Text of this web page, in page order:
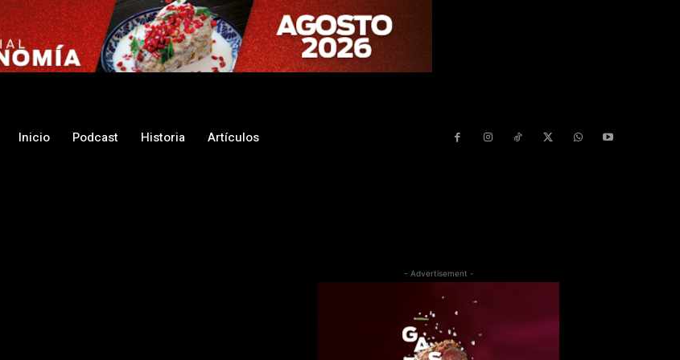
Inicio Podcast Historia Artículos
- Advertisement -